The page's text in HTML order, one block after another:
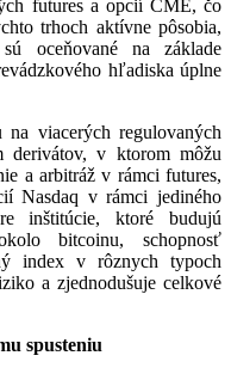
futures a opcií CME, čo
trhoch aktívne pôsobia,
oceňované na základe
hľadiska úplne
viacerých regulovaných
derivátov, v ktorom môžu
a arbitráž v rámci futures,
Nasdaq v rámci jediného
inštitúcie, ktoré budujú
bitcoinu, schopnosť
index v rôznych typoch
a zjednodušuje celkové
spusteniu